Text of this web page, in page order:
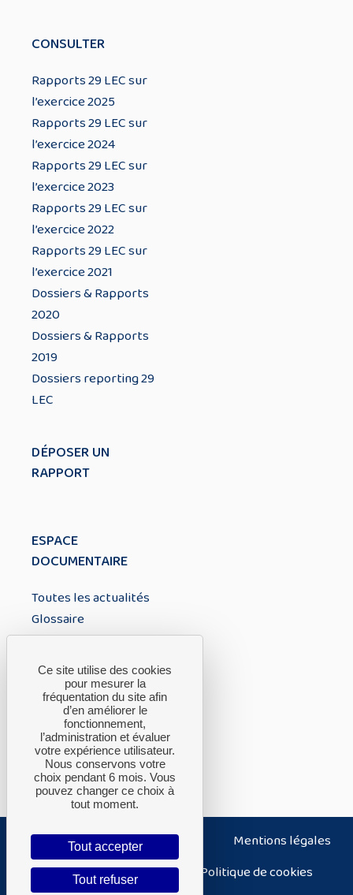
CONSULTER
Rapports 29 LEC sur
l’exercice 2025
Rapports 29 LEC sur
l’exercice 2024
Rapports 29 LEC sur
l’exercice 2023
Rapports 29 LEC sur
l’exercice 2022
Rapports 29 LEC sur
l’exercice 2021
Dossiers & Rapports
2020
Dossiers & Rapports
2019
Dossiers reporting 29
LEC
DÉPOSER UN
RAPPORT
ESPACE
DOCUMENTAIRE
Toutes les actualités
Glossaire
À PROPOS
A propos du CTH
FAQ
Nous contacter
Nous contacter Plan du site
Mentions légales
Politique de confidentialité
Politique de cookies
Ce site utilise des cookies
pour mesurer la
fréquentation du site afin
d’en améliorer le
fonctionnement,
l’administration et évaluer
votre expérience utilisateur.
Nous conservons votre
choix pendant 6 mois. Vous
pouvez changer ce choix à
tout moment.
Tout accepter
Tout refuser